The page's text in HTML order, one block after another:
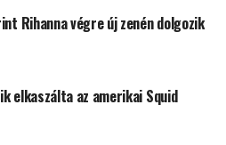
Rihanna végre új zenén dolgozik
elkaszálta az amerikai Squid